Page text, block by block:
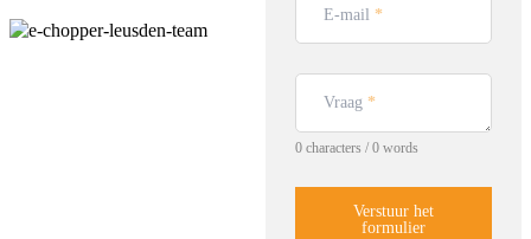
E-mail *
Vraag *
0 characters / 0 words
Verstuur het
formulier